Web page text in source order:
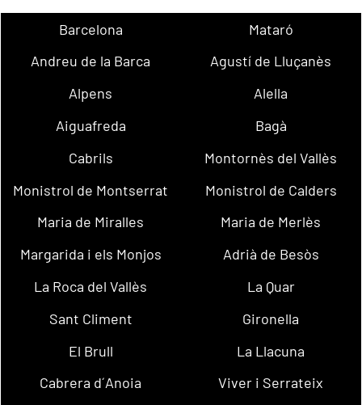
Barcelona
Mataró
Andreu de la Barca
Agustí de Lluçanès
Alpens
Alella
Aiguafreda
Bagà
Cabrils
Montornès del Vallès
Monistrol de Montserrat
Monistrol de Calders
Maria de Miralles
Maria de Merlès
Margarida i els Monjos
Adrià de Besòs
La Roca del Vallès
La Quar
Sant Climent
Gironella
El Brull
La Llacuna
Cabrera d´Anoia
Viver i Serrateix